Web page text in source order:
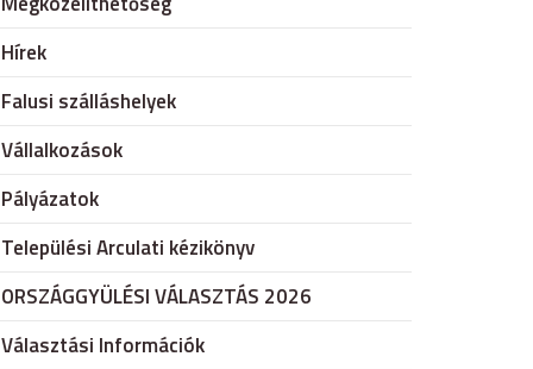
Hírek
Falusi szálláshelyek
Vállalkozások
Pályázatok
Települési Arculati kézikönyv
ORSZÁGGYÜLÉSI VÁLASZTÁS 2026
Választási Információk